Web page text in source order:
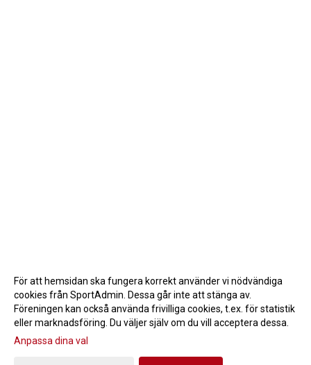
Gå till Webbversion
För att hemsidan ska fungera korrekt använder vi nödvändiga
cookies från SportAdmin. Dessa går inte att stänga av.
Föreningen kan också använda frivilliga cookies, t.ex. för statistik
eller marknadsföring. Du väljer själv om du vill acceptera dessa.
Anpassa dina val